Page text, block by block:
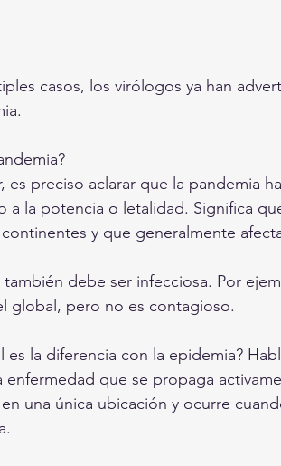
casos, los virólogos ya han
es preciso aclarar que la pandemia
a la potencia o letalidad. Significa
y que generalmente
debe ser infecciosa. Por
global, pero no es contagioso.
es la diferencia con la epidemia?
enfermedad que se propaga
una única ubicación y ocurre